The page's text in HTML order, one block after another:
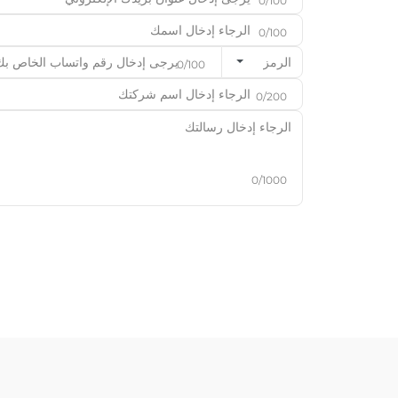
0/100
الرمز 0/100
0/200
0/1000